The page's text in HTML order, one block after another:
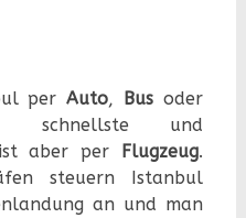
perAuto, Bus oder
und
aber per
Flugzeug.
steuern Istanbul
an und man